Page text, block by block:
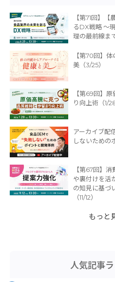
【第71回】
るDX戦略 〜
理の最前線ま
【第70回】
美（3/25）
【第69回】
り向上術（1/28
アーカイブ配
しないための
【第67回】
や裏付けを活
の知見に基づ
（11/12）
もっと
人気記事